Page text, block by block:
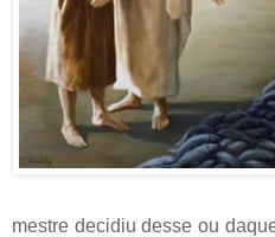
mestre decidiu desse ou